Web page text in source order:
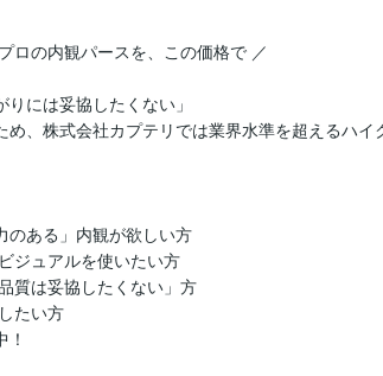
ロの内観パースを、この価格で ／
りには妥協したくない」
め、株式会社カプテリでは業界水準を超えるハイ
のある」内観が欲しい方
ジュアルを使いたい方
質は妥協したくない」方
たい方